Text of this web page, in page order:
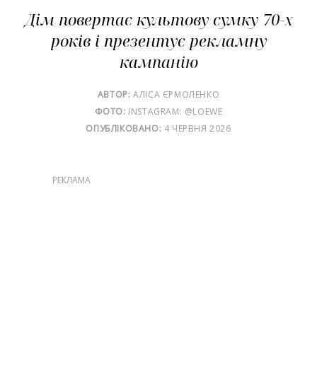
Дім повертає культову сумку 70-х
років і презентує рекламну
кампанію
АВТОР: АЛІСА ЄРМОЛЕНКО
ФОТО: INSTAGRAM: @LOEWE
ОПУБЛІКОВАНО: 4 ЧЕРВНЯ 2026